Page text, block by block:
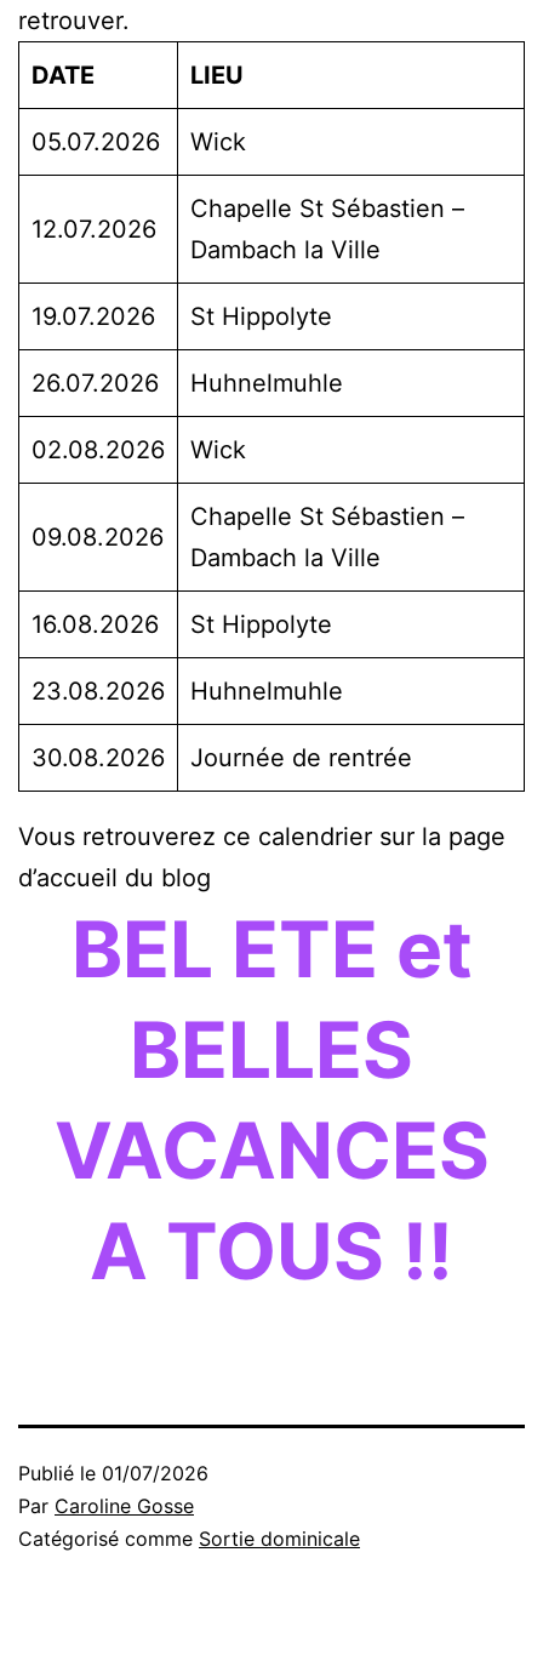
retrouver.
DATE
LIEU
05.07.2026 Wick
12.07.2026
Chapelle St Sébastien –
Dambach la Ville
19.07.2026 St Hippolyte
26.07.2026 Huhnelmuhle
02.08.2026 Wick
09.08.2026
Chapelle St Sébastien –
Dambach la Ville
16.08.2026 St Hippolyte
23.08.2026 Huhnelmuhle
30.08.2026 Journée de rentrée
Vous retrouverez ce calendrier sur la page
d’accueil du blog
BEL ETE et
BELLES
VACANCES
A TOUS !!
Publié le 01/07/2026
Par Caroline Gosse
Catégorisé comme Sortie dominicale